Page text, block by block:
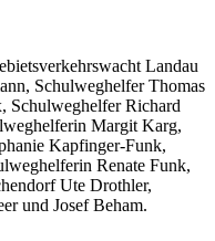
Landau
Schulweghelfer Thomas
Schulweghelfer Richard
Margit Karg,
Kapfinger-Funk,
Renate Funk,
Ute Drothler,
und Josef Beham.